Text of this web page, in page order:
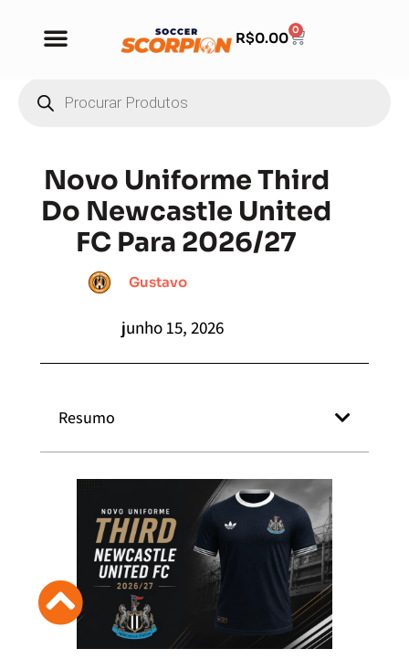
R$0.00 0
Novo Uniforme Third
Do Newcastle United
FC Para 2026/27
Gustavo
junho 15, 2026
Resumo